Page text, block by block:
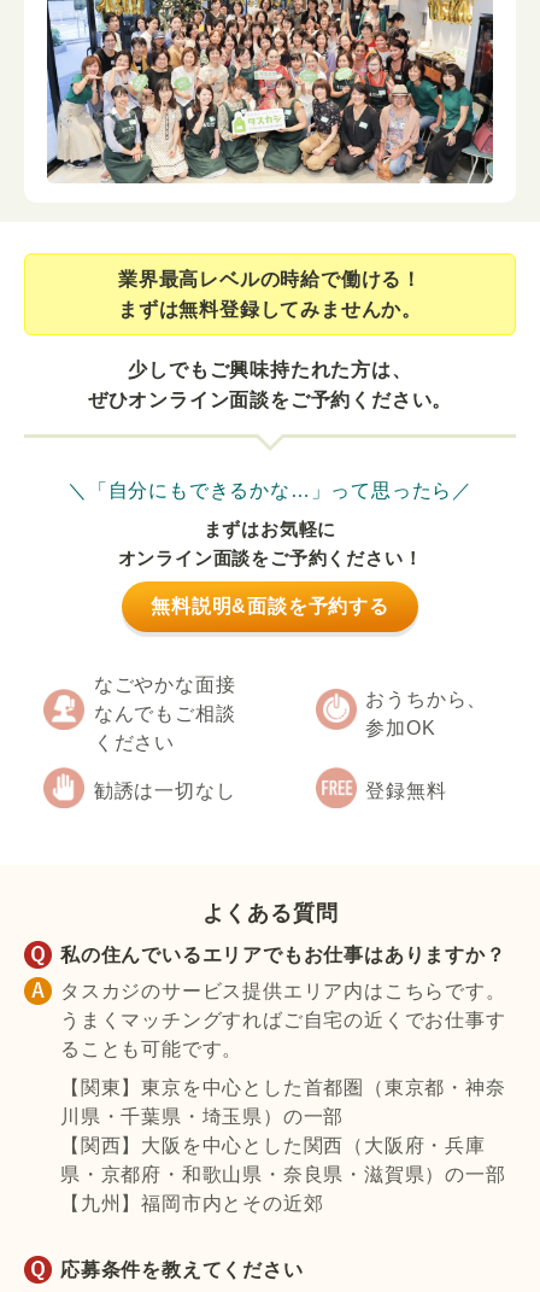
業界最⾼レベルの時給で働ける！
まずは無料登録してみませんか。
少しでもご興味持たれた方は、
ぜひオンライン面談をご予約ください。
＼「自分にもできるかな…」って思ったら／
まずはお気軽に
オンライン面談をご予約ください！
無料説明&面談を予約する
なごやかな面接
なんでもご相談
ください
おうちから、
参加OK
勧誘は一切なし 登録無料
よくある質問
私の住んでいるエリアでもお仕事はありますか？
タスカジのサービス提供エリア内はこちらです。
うまくマッチングすればご自宅の近くでお仕事す
ることも可能です。
【関東】東京を中心とした首都圏（東京都・神奈
川県・千葉県・埼玉県）の一部
【関西】大阪を中心とした関西（大阪府・兵庫
県・京都府・和歌山県・奈良県・滋賀県）の一部
【九州】福岡市内とその近郊
応募条件を教えてください